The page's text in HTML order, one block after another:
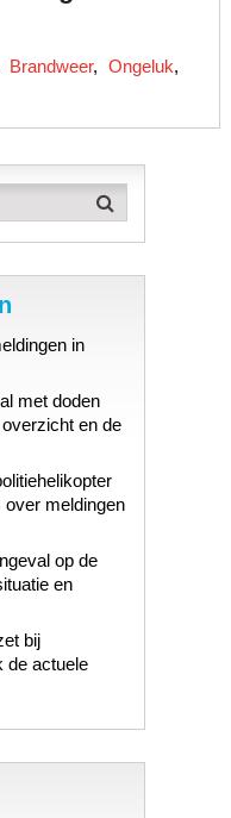
Brandweer, Ongeluk,
in
met doden
en de
over meldingen
op de
en
bij
de actuele